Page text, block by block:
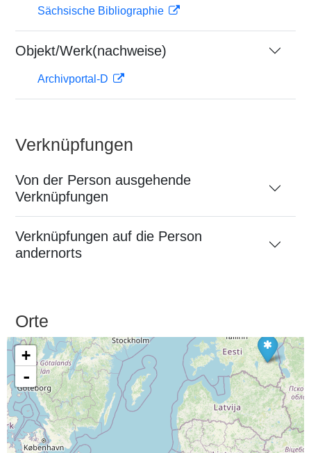
Sächsische Bibliographie
Objekt/Werk(nachweise)
Archivportal-D
Verknüpfungen
Von der Person ausgehende
Verknüpfungen
Verknüpfungen auf die Person
andernorts
Orte
+
-